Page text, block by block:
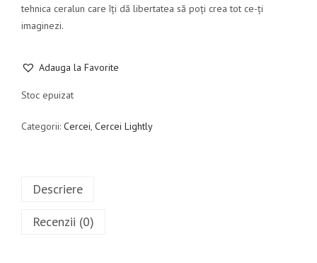
tehnica ceralun care îți dă libertatea să poți crea tot ce-ți
imaginezi.
Adauga la Favorite
Stoc epuizat
Categorii: Cercei, Cercei Lightly
Descriere
Recenzii (0)